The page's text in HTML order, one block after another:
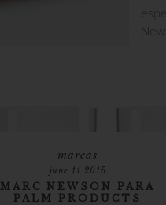
marcas
june 11 2015
MARC NEWSON PARA
PALM PRODUCTS